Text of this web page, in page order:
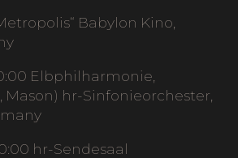
Babylon Kino,
Elbphilharmonie,
hr-Sinfonieorchester,
hr-Sendesaal